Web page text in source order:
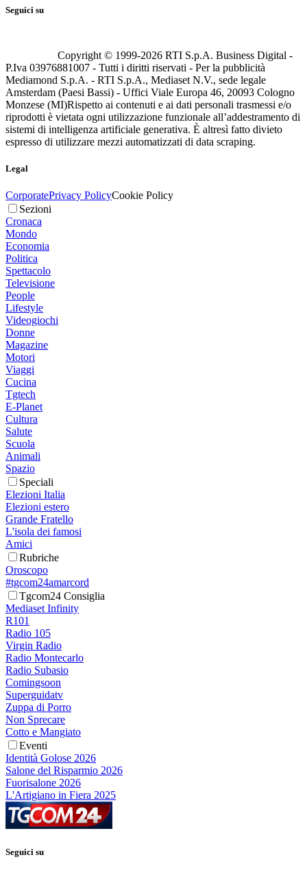
Seguici su
Copyright © 1999-2026 RTI S.p.A. Business Digital -
P.Iva 03976881007 - Tutti i diritti riservati - Per la pubblicità
Mediamond S.p.A. - RTI S.p.A., Mediaset N.V., sede legale
Amsterdam (Paesi Bassi) - Uffici Viale Europa 46, 20093 Cologno
Monzese (MI)Rispetto ai contenuti e ai dati personali trasmessi e/o
riprodotti è vietata ogni utilizzazione funzionale all’addestramento di
sistemi di intelligenza artificiale generativa. È altresì fatto divieto
espresso di utilizzare mezzi automatizzati di data scraping.
Legal
CorporatePrivacy PolicyCookie Policy
Sezioni
Cronaca
Mondo
Economia
Politica
Spettacolo
Televisione
People
Lifestyle
Videogiochi
Donne
Magazine
Motori
Viaggi
Cucina
Tgtech
E-Planet
Cultura
Salute
Scuola
Animali
Spazio
Speciali
Elezioni Italia
Elezioni estero
Grande Fratello
L'isola dei famosi
Amici
Rubriche
Oroscopo
#tgcom24amarcord
Tgcom24 Consiglia
Mediaset Infinity
R101
Radio 105
Virgin Radio
Radio Montecarlo
Radio Subasio
Comingsoon
Superguidatv
Zuppa di Porro
Non Sprecare
Cotto e Mangiato
Eventi
Identità Golose 2026
Salone del Risparmio 2026
Fuorisalone 2026
L'Artigiano in Fiera 2025
Seguici su